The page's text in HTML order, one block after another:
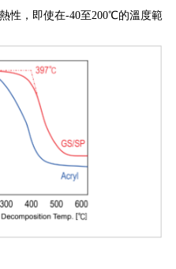
性，即使在-40至200℃的溫度範